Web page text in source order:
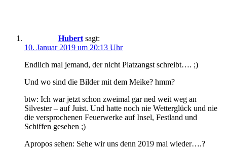
Hubert sagt:
10. Januar 2019 um 20:13 Uhr
Endlich mal jemand, der nicht Platzangst schreibt…. ;)
Und wo sind die Bilder mit dem Meike? hmm?
btw: Ich war jetzt schon zweimal gar ned weit weg an
Silvester – auf Juist. Und hatte noch nie Wetterglück und nie
die versprochenen Feuerwerke auf Insel, Festland und
Schiffen gesehen ;)
Apropos sehen: Sehe wir uns denn 2019 mal wieder….?